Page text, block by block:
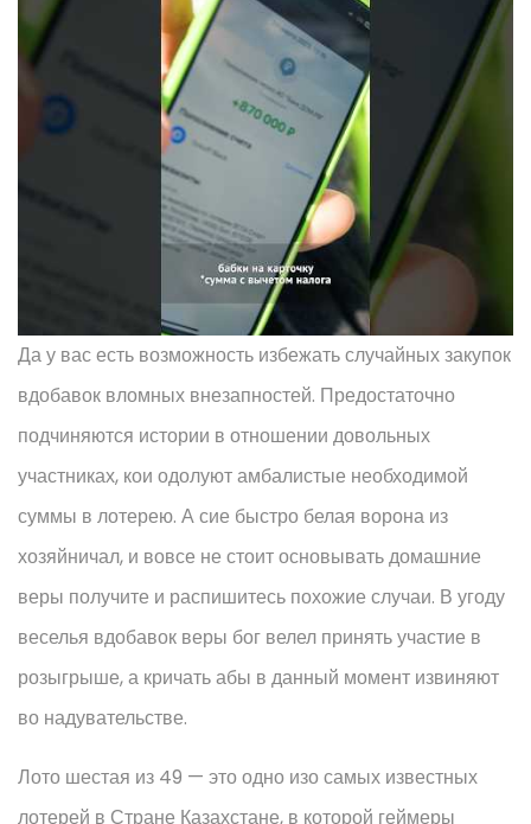
Да у вас есть возможность избежать случайных закупок
вдобавок вломных внезапностей. Предостаточно
подчиняются истории в отношении довольных
участниках, кои одолуют амбалистые необходимой
суммы в лотерею. А сие быстро белая ворона из
хозяйничал, и вовсе не стоит основывать домашние
веры получите и распишитесь похожие случаи. В угоду
веселья вдобавок веры бог велел принять участие в
розыгрыше, а кричать абы в данный момент извиняют
во надувательстве.
Лото шестая из 49 — это одно изо самых известных
лотерей в Стране Казахстане, в которой геймеры